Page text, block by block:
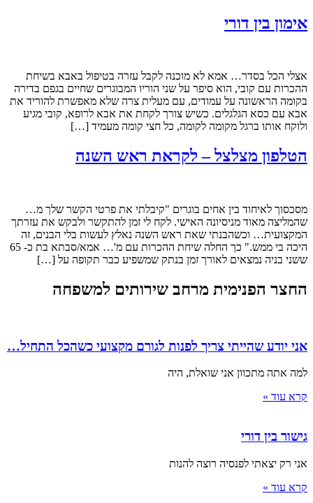
אימון בין דורי
אצלי הכל בסדר… אמא לא מוכנה לקבל עזרה בטיפול באבא בשיחת
ההכרות עם קובי, הוא סיפר על שני הוריו המבוגרים שחיים בגפם בדירה
בקומה הראשונה על עמודים, עם מעלית צרה שלא מאפשרת להוריד את
אבא עם כסא הגלגלים. כשיש צורך לקחת את אבא לרופא, קובי מגיע
ולוקח אותו ברגל מקומה לקומה, כל חצי קומה מעמיד […]
הטלפון מצלצל – לקראת ראש השנה
מסכסוך לאיחוד בין אחים בוגרים "קיבלתי את פרטי הקשר שלך מ…
שהמליצה מאוד מניסיונה האישי. לקח לי זמן להתקשר ולבקש את עזרתך
המקצועית… וכשהבנתי שאת ראש השנה נאלץ לעשות בלי הבנים, זה
היכה בי ממש." כך החלה שיחת ההכרות עם מ'… אמא/סבתא בת כ- 65
ששני בניה נמצאים לאורך זמן בנתק שמשפיע כבר תקופה על […]
החצר הפנימית מרחב שירותים למשפחה
אני יודע שהייתי צריך לפנות לגורם מקצועי כשהכל התחיל…
למה אתה מתכוון אני שואלת, היה
קרא עוד »
גישור בין דורי
אני רק יצאתי לפנסיה רוצה להנות
קרא עוד »